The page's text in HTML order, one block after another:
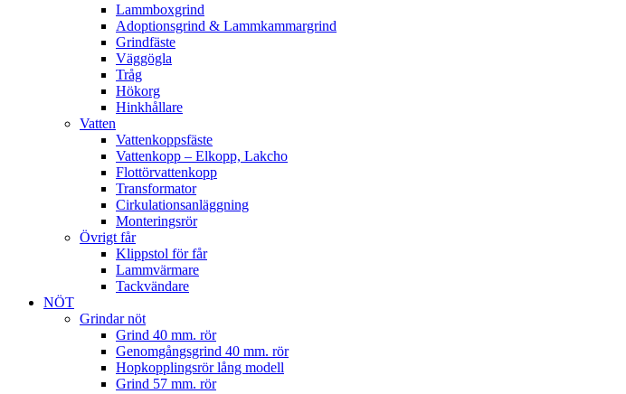
Lammboxgrind
Adoptionsgrind & Lammkammargrind
Grindfäste
Väggögla
Tråg
Hökorg
Hinkhållare
Vatten
Vattenkoppsfäste
Vattenkopp – Elkopp, Lakcho
Flottörvattenkopp
Transformator
Cirkulationsanläggning
Monteringsrör
Övrigt får
Klippstol för får
Lammvärmare
Tackvändare
NÖT
Grindar nöt
Grind 40 mm. rör
Genomgångsgrind 40 mm. rör
Hopkopplingsrör lång modell
Grind 57 mm. rör